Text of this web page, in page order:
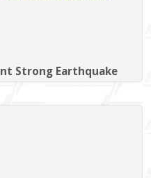
Strong Earthquake